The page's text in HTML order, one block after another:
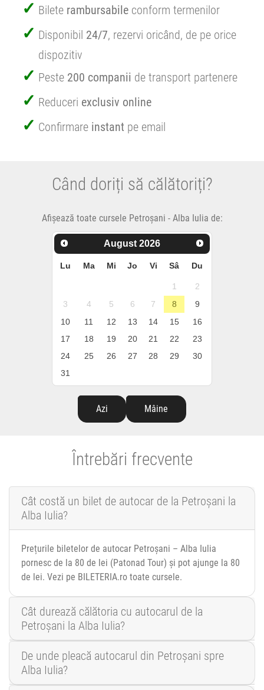
Bilete rambursabile conform termenilor
Disponibil 24/7, rezervi oricând, de pe orice
dispozitiv
Peste 200 companii de transport partenere
Reduceri exclusiv online
Confirmare instant pe email
Când doriți să călătoriți?
Afișează toate cursele Petroșani - Alba Iulia de:
August 2026
Lu Ma Mi Jo Vi Sâ Du
1
2
3
4 5 6 7 8
9
10
11 12 13 14 15
16
17
18 19 20 21 22
23
24
25 26 27 28 29
30
31
Azi Mâine
Întrebări frecvente
Cât costă un bilet de autocar de la Petroșani la
Alba Iulia?
Prețurile biletelor de autocar Petroșani – Alba Iulia
pornesc de la 80 de lei (Patonad Tour) și pot ajunge la 80
de lei. Vezi pe BILETERIA.ro toate cursele.
Cât durează călătoria cu autocarul de la
Petroșani la Alba Iulia?
De unde pleacă autocarul din Petroșani spre
Alba Iulia?